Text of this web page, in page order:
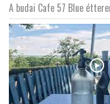
A budai Cafe 57 Blue